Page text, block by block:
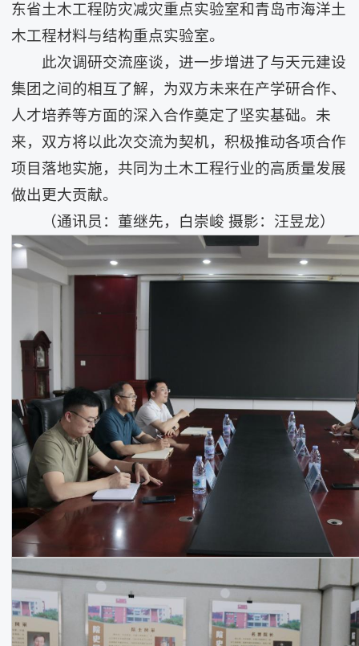
东省土木工程防灾减灾重点实验室和青岛市海洋土
木工程材料与结构重点实验室。
此次调研交流座谈，进一步增进了与天元建设
集团之间的相互了解，为双方未来在产学研合作、
人才培养等方面的深入合作奠定了坚实基础。未
来，双方将以此次交流为契机，积极推动各项合作
项目落地实施，共同为土木工程行业的高质量发展
做出更大贡献。
（通讯员：董继先，白崇峻 摄影：汪昱龙）